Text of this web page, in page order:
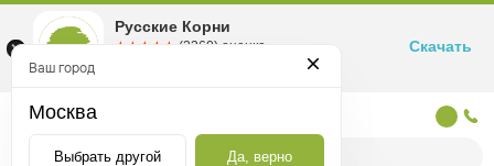
Ваш город
Москва
Выбрать другой Да, верно
Русские Корни
☆☆☆☆☆
★★★★★ (2360) оценка
Маркетплейс товаров для здоровья
Скачать